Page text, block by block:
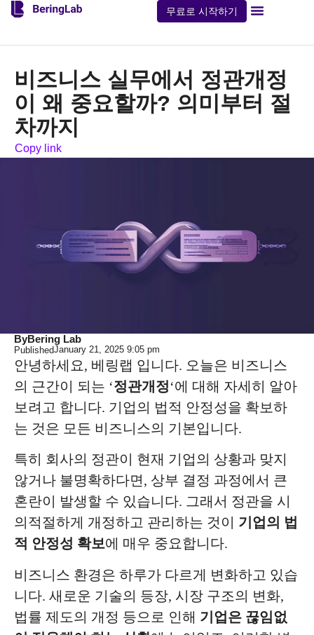
무료로 시작하기
비즈니스 실무에서 정관개정
이 왜 중요할까? 의미부터 절
차까지
Copy link
ByBering Lab
PublishedJanuary 21, 2025 9:05 pm
안녕하세요, 베링랩 입니다. 오늘은 비즈니스
의 근간이 되는 ‘정관개정‘에 대해 자세히 알아
보려고 합니다. 기업의 법적 안정성을 확보하
는 것은 모든 비즈니스의 기본입니다.
특히 회사의 정관이 현재 기업의 상황과 맞지
않거나 불명확하다면, 상부 결정 과정에서 큰
혼란이 발생할 수 있습니다. 그래서 정관을 시
의적절하게 개정하고 관리하는 것이 기업의 법
적 안정성 확보에 매우 중요합니다.
비즈니스 환경은 하루가 다르게 변화하고 있습
니다. 새로운 기술의 등장, 시장 구조의 변화,
법률 제도의 개정 등으로 인해 기업은 끊임없